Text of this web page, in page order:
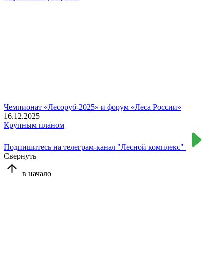
Чемпионат «Лесоруб-2025» и форум «Леса России»
16.12.2025
Крупным планом
Подпишитесь на телеграм-канал "Лесной комплекс"
Свернуть
в начало